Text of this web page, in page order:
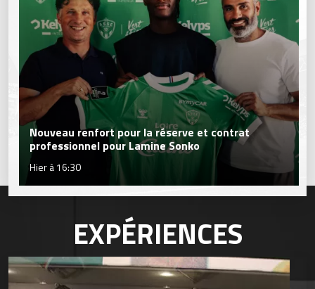
Nouveau renfort pour la réserve et contrat
professionnel pour Lamine Sonko
Hier à 16:30
EXPÉRIENCES